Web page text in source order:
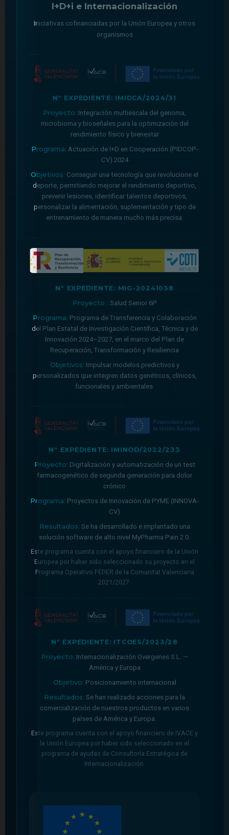
I+D+i e Internacionalización
Iniciativas cofinanciadas por la Unión Europea y otros
organismos
Nº EXPEDIENTE: IMIDCA/2024/31
Proyecto: Integración multiescala del genoma,
microbioma y bioseñales para la optimización del
rendimiento físico y bienestar
Programa: Actuación de I+D en Cooperación (PIDCOP-
CV) 2024
Objetivos: Conseguir una tecnología que revolucione el
deporte, permitiendo mejorar el rendimiento deportivo,
prevenir lesiones, identificar talentos deportivos,
personalizar la alimentación, suplementación y tipo de
entrenamiento de manera mucho más precisa.
Nº EXPEDIENTE: MIG-20241038
Proyecto : Salud Senior 6P
Programa: Programa de Transferencia y Colaboración
del Plan Estatal de Investigación Científica, Técnica y de
Innovación 2024–2027, en el marco del Plan de
Recuperación, Transformación y Resiliencia
Objetivos: Impulsar modelos predictivos y
personalizados que integren datos genéticos, clínicos,
funcionales y ambientales.
Nº EXPEDIENTE: IMINOD/2022/233
Proyecto: Digitalización y automatización de un test
farmacogenético de segunda generación para dolor
crónico
Programa: Proyectos de Innovación de PYME (INNOVA-
CV)
Resultados: Se ha desarrollado e implantado una
solución software de alto nivel MyPharma Pain 2.0.
Este programa cuenta con el apoyo financiero de la Unión
Europea por haber sido seleccionado su proyecto en el
Programa Operativo FEDER de la Comunitat Valenciana
2021/2027.
Nº EXPEDIENTE: ITCOES/2023/28
Proyecto: Internacionalización Overgenes S.L. —
América y Europa
Objetivo: Posicionamiento internacional
Resultados: Se han realizado acciones para la
comercialización de nuestros productos en varios
países de América y Europa.
Este programa cuenta con el apoyo financiero de IVACE y
la Unión Europea por haber sido seleccionado en el
programa de ayudas de Consultoría Estratégica de
Internacionalización.